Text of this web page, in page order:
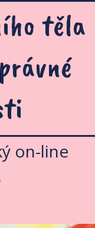
těla
on-line